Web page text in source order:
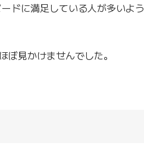
ドに満足している人が多いよう
見かけませんでした。